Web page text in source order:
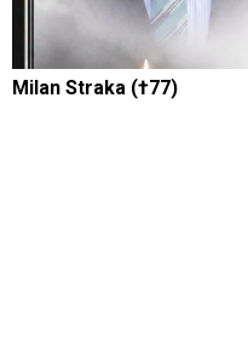
Milan Straka (†77)